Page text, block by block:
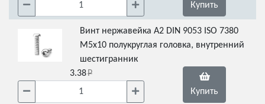
Купить
Винт нержавейка А2 DIN 9053 ISO 7380
М5х10 полукруглая головка, внутренний
шестигранник
3.38
Купить